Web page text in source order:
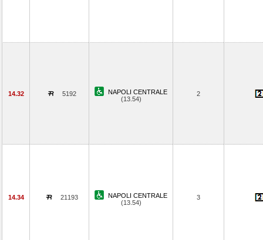
14.32 5192
NAPOLI CENTRALE
(13.54)
2
14.34 21193
NAPOLI CENTRALE
(13.54)
3